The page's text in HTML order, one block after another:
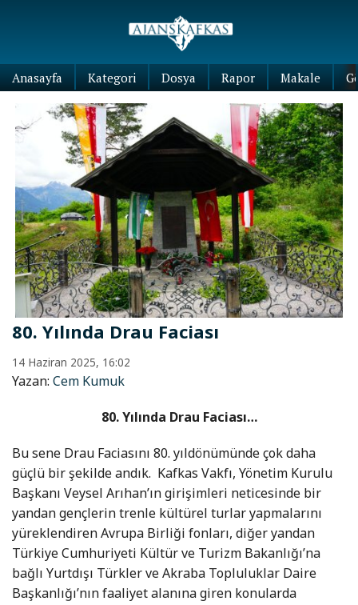
Anasayfa Kategori Dosya Rapor Makale
80. Yılında Drau Faciası
14 Haziran 2025, 16:02
Yazan: Cem Kumuk
80. Yılında Drau Faciası…
Bu sene Drau Faciasını 80. yıldönümünde çok daha
güçlü bir şekilde andık. Kafkas Vakfı, Yönetim Kurulu
Başkanı Veysel Arıhan’ın girişimleri neticesinde bir
yandan gençlerin trenle kültürel turlar yapmalarını
yüreklendiren Avrupa Birliği fonları, diğer yandan
Türkiye Cumhuriyeti Kültür ve Turizm Bakanlığı’na
bağlı Yurtdışı Türkler ve Akraba Topluluklar Daire
Başkanlığı’nın faaliyet alanına giren konularda